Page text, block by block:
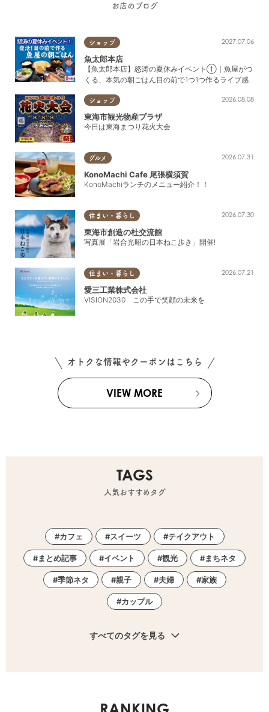
お店のブログ
ショップ 2027.07.06
魚太郎本店
【魚太郎本店】怒涛の夏休みイベント①｜魚屋がつ
くる、本気の朝ごはん目の前で1つ1つ作るライブ感
ショップ 2026.08.08
東海市観光物産プラザ
今日は東海まつり花火大会
グルメ 2026.07.31
KonoMachi Cafe 尾張横須賀
KonoMachiランチのメニュー紹介！！
住まい・暮らし 2026.07.30
東海市創造の杜交流館
写真展「岩合光昭の日本ねこ歩き」開催!
住まい・暮らし 2026.07.21
愛三工業株式会社
VISION2030 この手で笑顔の未来を
オトクな情報やクーポンはこちら
VIEW MORE
TAGS
人気おすすめタグ
カフェ スイーツ テイクアウト
まとめ記事 イベント 観光 まちネタ
季節ネタ 親子 夫婦 家族
カップル
すべてのタグを見る